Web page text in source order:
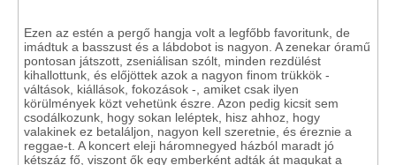
Ezen az estén a pergő hangja volt a legfőbb favoritunk, de
imádtuk a basszust és a lábdobot is nagyon. A zenekar óramű
pontosan játszott, zseniálisan szólt, minden rezdülést
kihallottunk, és előjöttek azok a nagyon finom trükkök -
váltások, kiállások, fokozások -, amiket csak ilyen
körülmények közt vehetünk észre. Azon pedig kicsit sem
csodálkozunk, hogy sokan leléptek, hisz ahhoz, hogy
valakinek ez betaláljon, nagyon kell szeretnie, és éreznie a
reggae-t. A koncert eleji háromnegyed házból maradt jó
kétszáz fő, viszont ők egy emberként adták át magukat a